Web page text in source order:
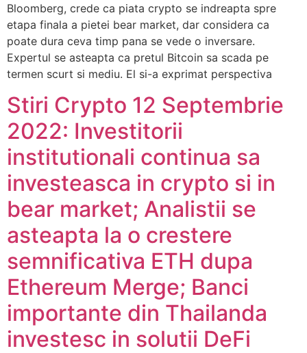
Bloomberg, crede ca piata crypto se indreapta spre
etapa finala a pietei bear market, dar considera ca
poate dura ceva timp pana se vede o inversare.
Expertul se asteapta ca pretul Bitcoin sa scada pe
termen scurt si mediu. El si-a exprimat perspectiva
Stiri Crypto 12 Septembrie
2022: Investitorii
institutionali continua sa
investeasca in crypto si in
bear market; Analistii se
asteapta la o crestere
semnificativa ETH dupa
Ethereum Merge; Banci
importante din Thailanda
investesc in solutii DeFi